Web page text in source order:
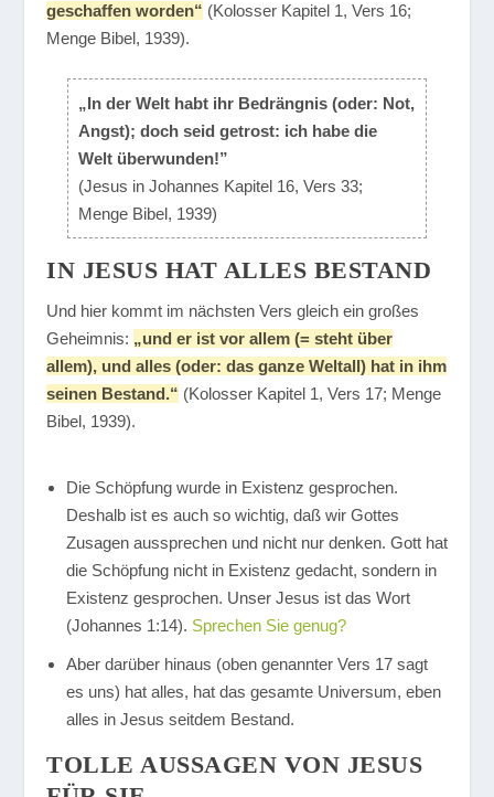
geschaffen worden“ (Kolosser Kapitel 1, Vers 16;
Menge Bibel, 1939).
„In der Welt habt ihr Bedrängnis (oder: Not,
Angst); doch seid getrost: ich habe die
Welt überwunden!”
(Jesus in Johannes Kapitel 16, Vers 33;
Menge Bibel, 1939)
IN JESUS HAT ALLES BESTAND
Und hier kommt im nächsten Vers gleich ein großes
Geheimnis: „und er ist vor allem (= steht über
allem), und alles (oder: das ganze Weltall) hat in ihm
seinen Bestand.“ (Kolosser Kapitel 1, Vers 17; Menge
Bibel, 1939).
Die Schöpfung wurde in Existenz gesprochen.
Deshalb ist es auch so wichtig, daß wir Gottes
Zusagen aussprechen und nicht nur denken. Gott hat
die Schöpfung nicht in Existenz gedacht, sondern in
Existenz gesprochen. Unser Jesus ist das Wort
(Johannes 1:14). Sprechen Sie genug?
Aber darüber hinaus (oben genannter Vers 17 sagt
es uns) hat alles, hat das gesamte Universum, eben
alles in Jesus seitdem Bestand.
TOLLE AUSSAGEN VON JESUS